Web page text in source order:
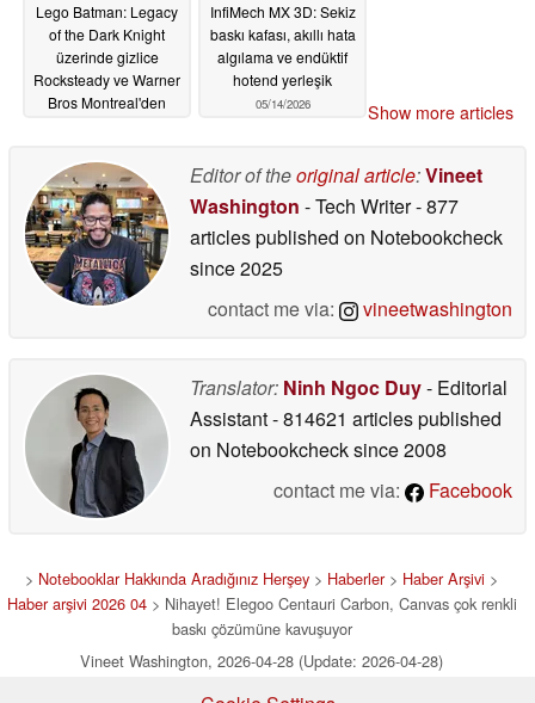
Lego Batman: Legacy
of the Dark Knight
üzerinde gizlice
Rocksteady ve Warner
Bros Montreal'den
InfiMech MX 3D: Sekiz
baskı kafası, akıllı hata
algılama ve endüktif
hotend yerleşik
05/14/2026 Show more articles
Editor of theoriginal article:Vineet
Washington - Tech Writer- 877
articles published on Notebookcheck
since 2025
contact me via:
vineetwashington
Translator: Ninh Ngoc Duy- Editorial
Assistant- 814621 articles published
on Notebookchecksince 2008
contact me via:
Facebook
> Notebooklar Hakkında Aradığınız Herşey > Haberler> Haber Arşivi >
Haber arşivi 2026 04> Nihayet! Elegoo Centauri Carbon, Canvas çok renkli
baskı çözümüne kavuşuyor
Vineet Washington, 2026-04-28 (Update: 2026-04-28)